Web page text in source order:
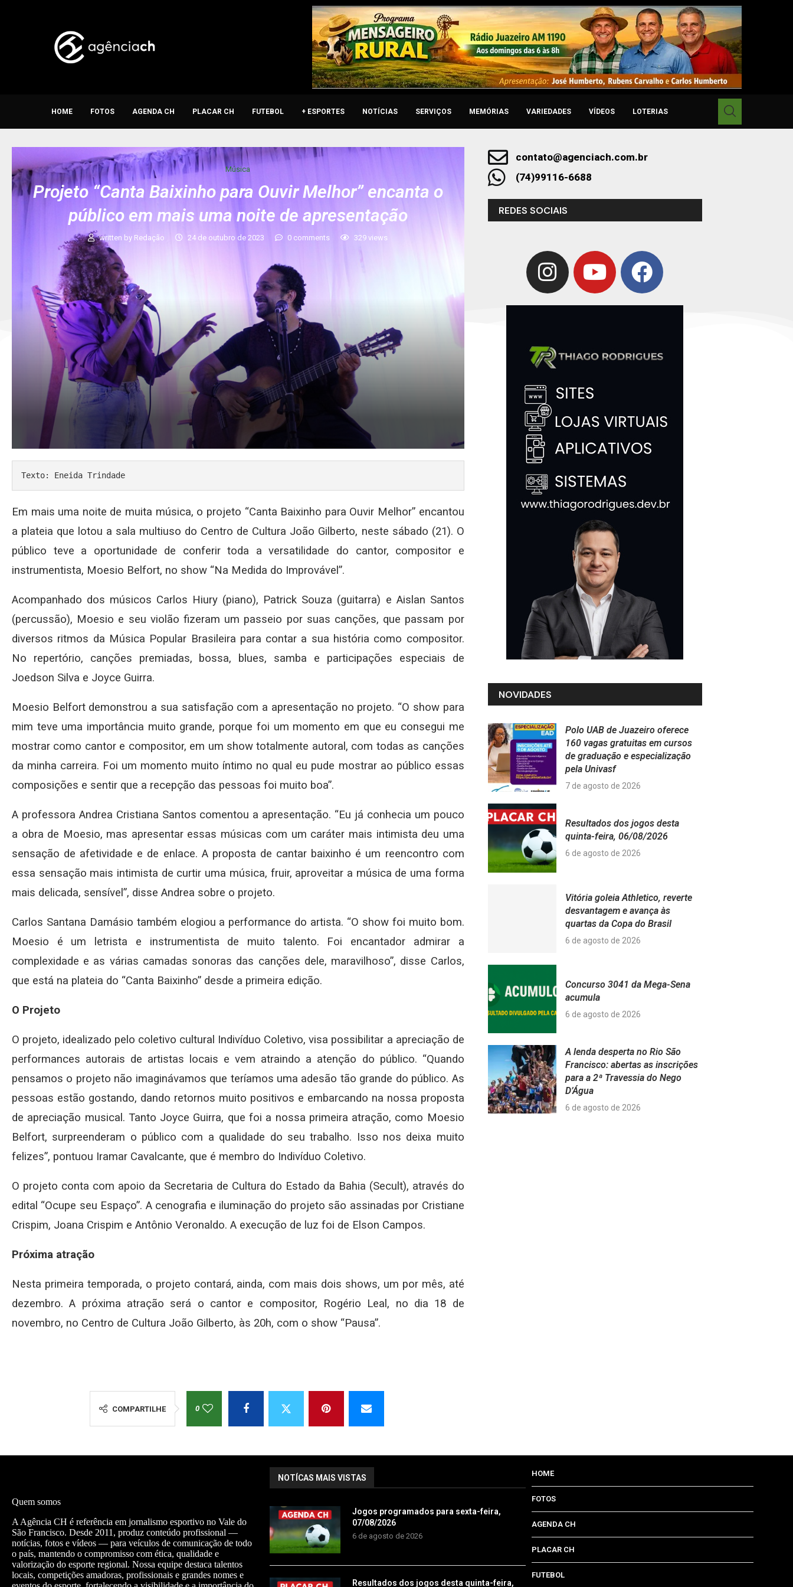
HOME FOTOS AGENDA CH PLACAR CH FUTEBOL + ESPORTES NOTÍCIAS SERVIÇOS MEMÓRIAS VARIEDADES VÍDEOS LOTERIAS
Música
Projeto “Canta Baixinho para Ouvir Melhor” encanta o
público em mais uma noite de apresentação
written by Redação 24 de outubro de 2023 0 comments 329 views
Texto: Eneida Trindade
Em mais uma noite de muita música, o projeto “Canta Baixinho para Ouvir Melhor” encantou
a plateia que lotou a sala multiuso do Centro de Cultura João Gilberto, neste sábado (21). O
público teve a oportunidade de conferir toda a versatilidade do cantor, compositor e
instrumentista, Moesio Belfort, no show “Na Medida do Improvável”.
Acompanhado dos músicos Carlos Hiury (piano), Patrick Souza (guitarra) e Aislan Santos
(percussão), Moesio e seu violão fizeram um passeio por suas canções, que passam por
diversos ritmos da Música Popular Brasileira para contar a sua história como compositor.
No repertório, canções premiadas, bossa, blues, samba e participações especiais de
Joedson Silva e Joyce Guirra.
Moesio Belfort demonstrou a sua satisfação com a apresentação no projeto. “O show para
mim teve uma importância muito grande, porque foi um momento em que eu consegui me
mostrar como cantor e compositor, em um show totalmente autoral, com todas as canções
da minha carreira. Foi um momento muito íntimo no qual eu pude mostrar ao público essas
composições e sentir que a recepção das pessoas foi muito boa”.
A professora Andrea Cristiana Santos comentou a apresentação. “Eu já conhecia um pouco
a obra de Moesio, mas apresentar essas músicas com um caráter mais intimista deu uma
sensação de afetividade e de enlace. A proposta de cantar baixinho é um reencontro com
essa sensação mais intimista de curtir uma música, fruir, aproveitar a música de uma forma
mais delicada, sensível”, disse Andrea sobre o projeto.
Carlos Santana Damásio também elogiou a performance do artista. “O show foi muito bom.
Moesio é um letrista e instrumentista de muito talento. Foi encantador admirar a
complexidade e as várias camadas sonoras das canções dele, maravilhoso”, disse Carlos,
que está na plateia do “Canta Baixinho” desde a primeira edição.
O Projeto
O projeto, idealizado pelo coletivo cultural Indivíduo Coletivo, visa possibilitar a apreciação de
performances autorais de artistas locais e vem atraindo a atenção do público. “Quando
pensamos o projeto não imaginávamos que teríamos uma adesão tão grande do público. As
pessoas estão gostando, dando retornos muito positivos e embarcando na nossa proposta
de apreciação musical. Tanto Joyce Guirra, que foi a nossa primeira atração, como Moesio
Belfort, surpreenderam o público com a qualidade do seu trabalho. Isso nos deixa muito
felizes”, pontuou Iramar Cavalcante, que é membro do Indivíduo Coletivo.
O projeto conta com apoio da Secretaria de Cultura do Estado da Bahia (Secult), através do
edital “Ocupe seu Espaço”. A cenografia e iluminação do projeto são assinadas por Cristiane
Crispim, Joana Crispim e Antônio Veronaldo. A execução de luz foi de Elson Campos.
Próxima atração
Nesta primeira temporada, o projeto contará, ainda, com mais dois shows, um por mês, até
dezembro. A próxima atração será o cantor e compositor, Rogério Leal, no dia 18 de
novembro, no Centro de Cultura João Gilberto, às 20h, com o show “Pausa”.
COMPARTILHE 0
contato@agenciach.com.br
(74)99116-6688
REDES SOCIAIS
NOVIDADES
Polo UAB de Juazeiro oferece
160 vagas gratuitas em cursos
de graduação e especialização
pela Univasf
7 de agosto de 2026
Resultados dos jogos desta
quinta-feira, 06/08/2026
6 de agosto de 2026
Vitória goleia Athletico, reverte
desvantagem e avança às
quartas da Copa do Brasil
6 de agosto de 2026
Concurso 3041 da Mega-Sena
acumula
6 de agosto de 2026
A lenda desperta no Rio São
Francisco: abertas as inscrições
para a 2ª Travessia do Nego
D’Água
6 de agosto de 2026
Quem somos
A Agência CH é referência em jornalismo esportivo no Vale do
São Francisco. Desde 2011, produz conteúdo profissional —
notícias, fotos e vídeos — para veículos de comunicação de todo
o país, mantendo o compromisso com ética, qualidade e
valorização do esporte regional. Nossa equipe destaca talentos
locais, competições amadoras, profissionais e grandes nomes e
NOTÍCAS MAIS VISTAS
Jogos programados para sexta-feira,
07/08/2026
6 de agosto de 2026
Resultados dos jogos desta quinta-feira,
HOME
FOTOS
AGENDA CH
PLACAR CH
FUTEBOL